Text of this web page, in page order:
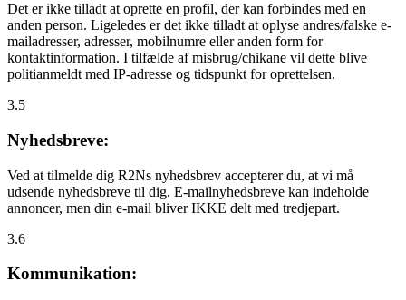
Det er ikke tilladt at oprette en profil, der kan forbindes med en
anden person. Ligeledes er det ikke tilladt at oplyse andres/falske e-
mailadresser, adresser, mobilnumre eller anden form for
kontaktinformation. I tilfælde af misbrug/chikane vil dette blive
politianmeldt med IP-adresse og tidspunkt for oprettelsen.
3.5
Nyhedsbreve:
Ved at tilmelde dig R2Ns nyhedsbrev accepterer du, at vi må
udsende nyhedsbreve til dig. E-mailnyhedsbreve kan indeholde
annoncer, men din e-mail bliver IKKE delt med tredjepart.
3.6
Kommunikation: